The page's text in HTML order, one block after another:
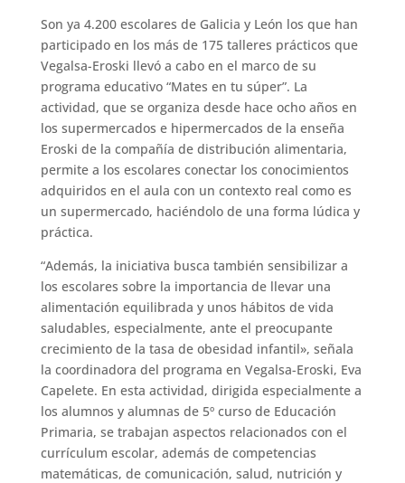
Son ya 4.200 escolares de Galicia y León los que han
participado en los más de 175 talleres prácticos que
Vegalsa-Eroski llevó a cabo en el marco de su
programa educativo “Mates en tu súper”. La
actividad, que se organiza desde hace ocho años en
los supermercados e hipermercados de la enseña
Eroski de la compañía de distribución alimentaria,
permite a los escolares conectar los conocimientos
adquiridos en el aula con un contexto real como es
un supermercado, haciéndolo de una forma lúdica y
práctica.
“Además, la iniciativa busca también sensibilizar a
los escolares sobre la importancia de llevar una
alimentación equilibrada y unos hábitos de vida
saludables, especialmente, ante el preocupante
crecimiento de la tasa de obesidad infantil», señala
la coordinadora del programa en Vegalsa-Eroski, Eva
Capelete. En esta actividad, dirigida especialmente a
los alumnos y alumnas de 5º curso de Educación
Primaria, se trabajan aspectos relacionados con el
currículum escolar, además de competencias
matemáticas, de comunicación, salud, nutrición y